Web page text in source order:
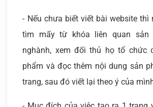
- Nếu chưa biết viết bài website thì
tìm mấy từ khóa liên quan sản
nghành, xem đối thủ họ tổ chức
phẩm và đọc thêm nội dung sản
trang, sau đó viết lại theo ý của